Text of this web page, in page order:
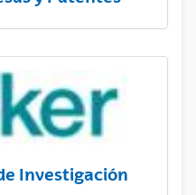
Investigación